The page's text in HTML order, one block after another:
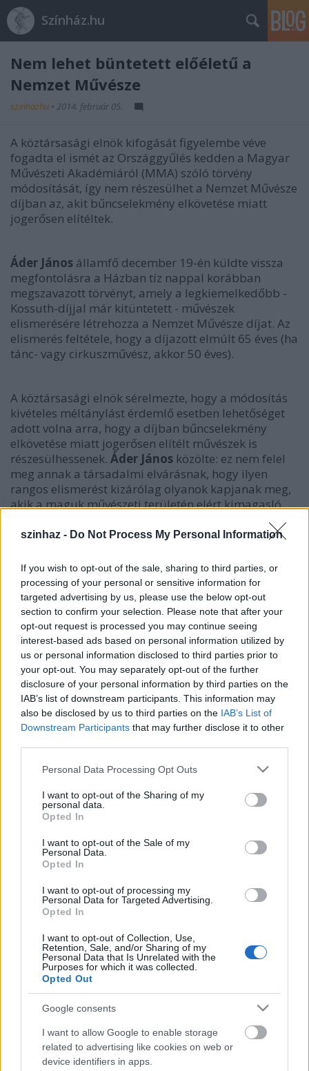
szinhaz - Do Not Process My Personal Information
If you wish to opt-out of the sale, sharing to third parties, or
processing of your personal or sensitive information for
targeted advertising by us, please use the below opt-out
section to confirm your selection. Please note that after your
opt-out request is processed you may continue seeing
interest-based ads based on personal information utilized by
us or personal information disclosed to third parties prior to
your opt-out. You may separately opt-out of the further
disclosure of your personal information by third parties on the
IAB’s list of downstream participants. This information may
also be disclosed by us to third parties on the IAB’s List of
Downstream Participants that may further disclose it to other
Please note that this website/app uses one or more Google
not limited to your visit or usage behaviour. You may click to
grant or deny consent to Google and its third-party tags to
use your data for below specified purposes in below Google
consent section.
Personal Data Processing Opt Outs
I want to opt-out of the Sharing of my
personal data.
Opted In
I want to opt-out of the Sale of my
Personal Data.
Opted In
I want to opt-out of processing my
Personal Data for Targeted Advertising.
Opted In
I want to opt-out of Collection, Use,
Retention, Sale, and/or Sharing of my
Personal Data that Is Unrelated with the
Purposes for which it was collected.
Opted Out
Google consents
I want to allow Google to enable storage
related to advertising like cookies on web or
device identifiers in apps.
Színház.hu
Nem lehet büntetett előéletű a
Nemzet Művésze
szinhazhu • 2014. február 05.
A köztársasági elnök kifogását figyelembe véve
fogadta el ismét az Országgyűlés kedden a Magyar
Művészeti Akadémiáról (MMA) szóló törvény
módosítását, így nem részesülhet a Nemzet Művésze
díjban az, akit bűncselekmény elkövetése miatt
jogerősen elítéltek.
Áder János államfő december 19-én küldte vissza
megfontolásra a Házban tíz nappal korábban
megszavazott törvényt, amely a legkiemelkedőbb -
Kossuth-díjjal már kitüntetett - művészek
elismerésére létrehozza a Nemzet Művésze díjat. Az
elismerés feltétele, hogy a díjazott elmúlt 65 éves (ha
tánc- vagy cirkuszművész, akkor 50 éves).
A köztársasági elnök sérelmezte, hogy a módosítás
kivételes méltánylást érdemlő esetben lehetőséget
adott volna arra, hogy a díjban bűncselekmény
elkövetése miatt jogerősen elítélt művészek is
részesülhessenek. Áder János közölte: ez nem felel
meg annak a társadalmi elvárásnak, hogy ilyen
rangos elismerést kizárólag olyanok kapjanak meg,
akik a maguk művészeti területén elért kimagasló
teljesítményen túl törvénytisztelő állampolgárként is
méltók rá.
Fotó: mno.hu
Az előterjesztő,Balog Zoltánemberierőforrás-
miniszter egy zárószavazás előtti módosító
javaslatban a kifogásolt rész elhagyását javasolta, a
Ház pedig ennek megfelelően fogadta el újra a
törvényt 262 igen szavazattal, 4 nem ellenében és 16
tartózkodás mellett.
A mindenkori minimumnyugdíj
huszonháromszorosának megfelelő havi
életjáradékkal jár címet egyidejűleg legfeljebb
hetven, az irodalom, a színház-, a zene-, a képző-, a
film-, az építő-, a tánc-, az ipar-, a fotó-, a nép- vagy a
cirkuszművészet területén jelentős értéket létrehozó
alkotó viselheti. A díj posztumusz nem